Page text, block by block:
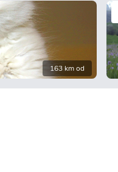
163 km od